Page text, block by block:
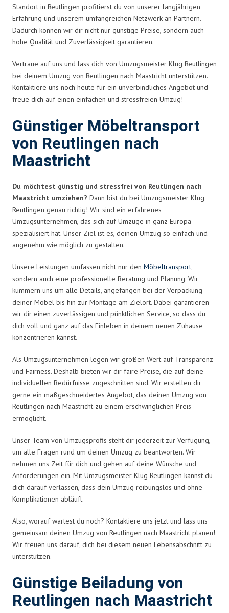
Standort in Reutlingen profitierst du von unserer langjährigen
Erfahrung und unserem umfangreichen Netzwerk an Partnern.
Dadurch können wir dir nicht nur günstige Preise, sondern auch
hohe Qualität und Zuverlässigkeit garantieren.
Vertraue auf uns und lass dich von Umzugsmeister Klug Reutlingen
bei deinem Umzug von Reutlingen nach Maastricht unterstützen.
Kontaktiere uns noch heute für ein unverbindliches Angebot und
freue dich auf einen einfachen und stressfreien Umzug!
Günstiger Möbeltransport
von Reutlingen nach
Maastricht
Du möchtest günstig und stressfrei von Reutlingen nach
Maastricht umziehen? Dann bist du bei Umzugsmeister Klug
Reutlingen genau richtig! Wir sind ein erfahrenes
Umzugsunternehmen, das sich auf Umzüge in ganz Europa
spezialisiert hat. Unser Ziel ist es, deinen Umzug so einfach und
angenehm wie möglich zu gestalten.
Unsere Leistungen umfassen nicht nur den Möbeltransport,
sondern auch eine professionelle Beratung und Planung. Wir
kümmern uns um alle Details, angefangen bei der Verpackung
deiner Möbel bis hin zur Montage am Zielort. Dabei garantieren
wir dir einen zuverlässigen und pünktlichen Service, so dass du
dich voll und ganz auf das Einleben in deinem neuen Zuhause
konzentrieren kannst.
Als Umzugsunternehmen legen wir großen Wert auf Transparenz
und Fairness. Deshalb bieten wir dir faire Preise, die auf deine
individuellen Bedürfnisse zugeschnitten sind. Wir erstellen dir
gerne ein maßgeschneidertes Angebot, das deinen Umzug von
Reutlingen nach Maastricht zu einem erschwinglichen Preis
ermöglicht.
Unser Team von Umzugsprofis steht dir jederzeit zur Verfügung,
um alle Fragen rund um deinen Umzug zu beantworten. Wir
nehmen uns Zeit für dich und gehen auf deine Wünsche und
Anforderungen ein. Mit Umzugsmeister Klug Reutlingen kannst du
dich darauf verlassen, dass dein Umzug reibungslos und ohne
Komplikationen abläuft.
Also, worauf wartest du noch? Kontaktiere uns jetzt und lass uns
gemeinsam deinen Umzug von Reutlingen nach Maastricht planen!
Wir freuen uns darauf, dich bei diesem neuen Lebensabschnitt zu
unterstützen.
Günstige Beiladung von
Reutlingen nach Maastricht